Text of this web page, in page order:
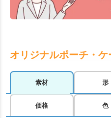
オリジナルポーチ・
素材 形
価格 色